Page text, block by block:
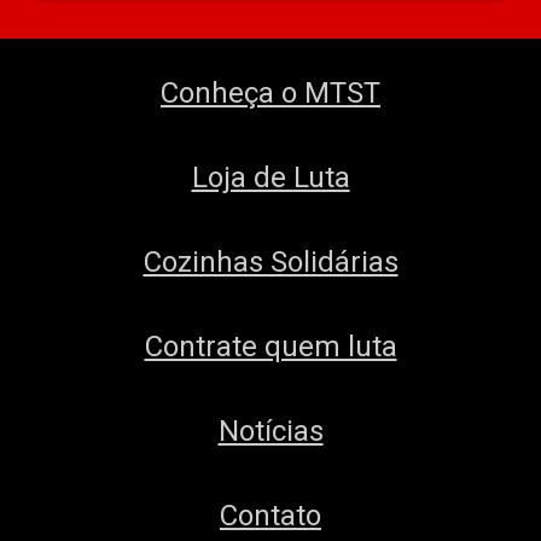
Conheça o MTST
Loja de Luta
Cozinhas Solidárias
Contrate quem luta
Notícias
Contato